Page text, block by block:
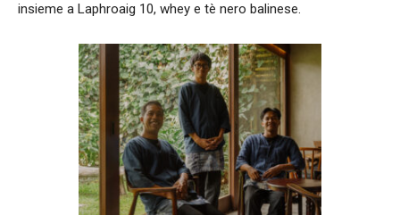
insieme a Laphroaig 10, whey e tè nero balinese.